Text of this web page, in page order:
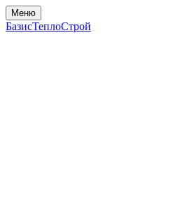
Меню
БазисТеплоСтрой